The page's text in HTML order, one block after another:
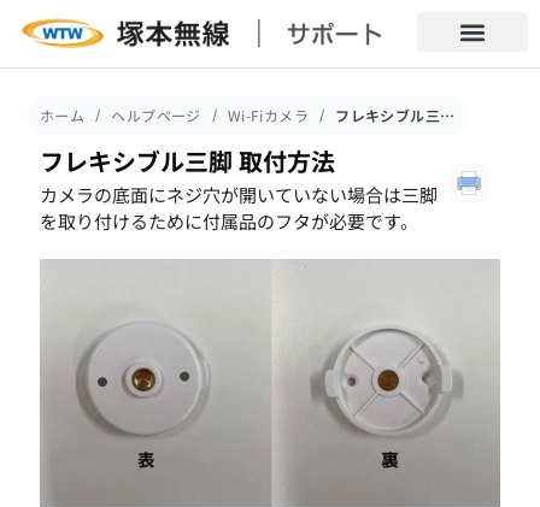
ホーム ヘルプページ Wi-Fiカメラ フレキシブル三脚 取付方法
フレキシブル三脚 取付方法
カメラの底面にネジ穴が開いていない場合は三脚
を取り付けるために付属品のフタが必要です。